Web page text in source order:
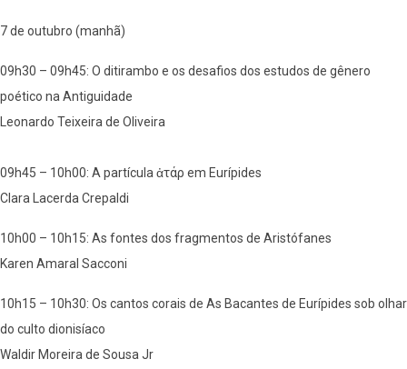
7 de outubro (manhã)
09h30 – 09h45: O ditirambo e os desafios dos estudos de gênero
poético na Antiguidade
Leonardo Teixeira de Oliveira
09h45 – 10h00: A partícula ἀτάρ em Eurípides
Clara Lacerda Crepaldi
10h00 – 10h15: As fontes dos fragmentos de Aristófanes
Karen Amaral Sacconi
10h15 – 10h30: Os cantos corais de As Bacantes de Eurípides sob olhar
do culto dionisíaco
Waldir Moreira de Sousa Jr